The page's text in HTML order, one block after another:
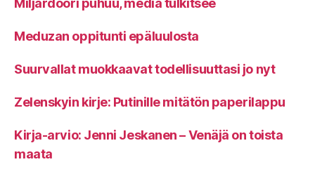
Miljardööri puhuu, media tulkitsee
Meduzan oppitunti epäluulosta
Suurvallat muokkaavat todellisuuttasi jo nyt
Zelenskyin kirje: Putinille mitätön paperilappu
Kirja-arvio: Jenni Jeskanen – Venäjä on toista
maata